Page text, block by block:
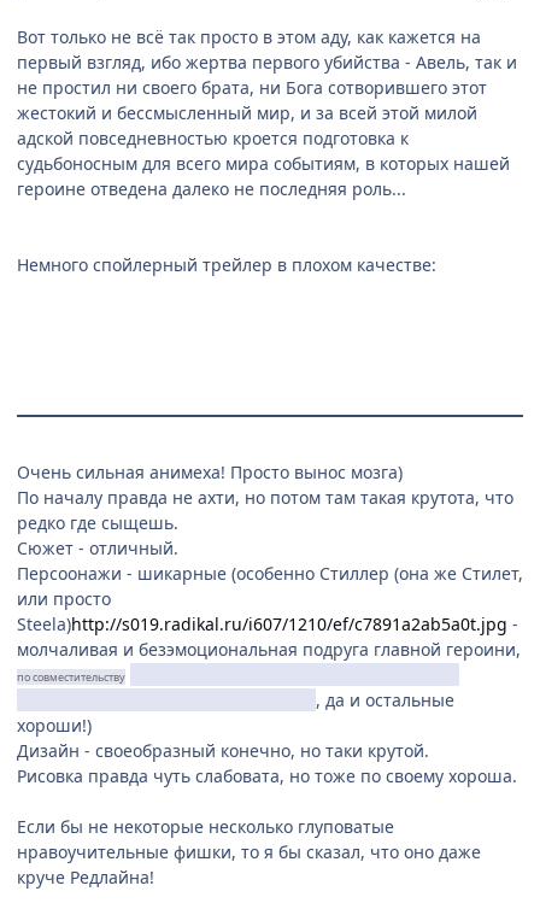
Вот только не всё так просто в этом аду, как кажется на
первый взгляд, ибо жертва первого убийства - Авель, так и
не простил ни своего брата, ни Бога сотворившего этот
жестокий и бессмысленный мир, и за всей этой милой
адской повседневностью кроется подготовка к
судьбоносным для всего мира событиям, в которых нашей
героине отведена далеко не последняя роль...
Немного спойлерный трейлер в плохом качестве:
Очень сильная анимеха! Просто вынос мозга)
По началу правда не ахти, но потом там такая крутота, что
редко где сыщешь.
Сюжет - отличный.
Персоонажи - шикарные (особенно Стиллер (она же Стилет,
или просто
Steela)http://s019.radikal.ru/i607/1210/ef/c7891a2ab5a0t.jpg -
молчаливая и безэмоциональная подруга главной героини,
по совместительству
, да и остальные
хороши!)
Дизайн - своеобразный конечно, но таки крутой.
Рисовка правда чуть слабовата, но тоже по своему хороша.
Если бы не некоторые несколько глуповатые
нравоучительные фишки, то я бы сказал, что оно даже
круче Редлайна!